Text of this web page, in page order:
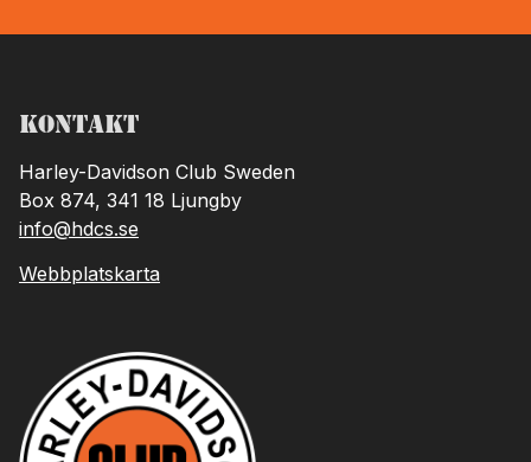
Kontakt
Harley-Davidson Club Sweden
Box 874, 341 18 Ljungby
info@hdcs.se
Webbplatskarta